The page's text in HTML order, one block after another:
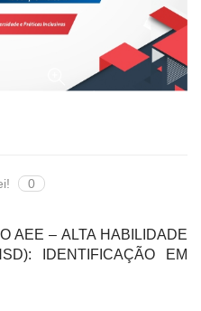
0
AEE – ALTA HABILIDADE
IDENTIFICAÇÃO EM